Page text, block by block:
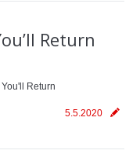
Return
Return
5.5.2020